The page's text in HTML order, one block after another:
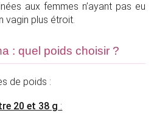
aux femmes n’ayant pas eu
vagin plus étroit.
: quel poids choisir ?
de poids :
20 et 38 g :